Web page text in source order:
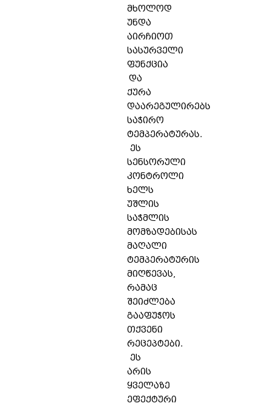
მხოლოდ
უნდა
აირჩიოთ
სასურველი
ფუნქცია
და
ქურა
დაარეგულირებს
საჭირო
ტემპერატურას.
ეს
სენსორული
კონტროლი
ხელს
უშლის
საჭმლის
მომზადებისას
მაღალი
ტემპერატურის
მიღწევას,
რამაც
შეიძლება
გააფუჭოს
თქვენი
რეცეპტები.
ეს
არის
ყველაზე
ეფექტური